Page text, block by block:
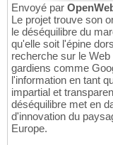
Envoyé par
Le projet trouve son
le déséquilibre du
qu'elle soit l'épine
recherche sur le
gardiens comme
l'information en tant
impartial et
déséquilibre met en
d'innovation du
Europe.